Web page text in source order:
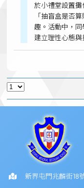
於小禮堂設置
「抽盲盒是否
趣。活動中，
建立理性心態與
新界屯門兆麟街18